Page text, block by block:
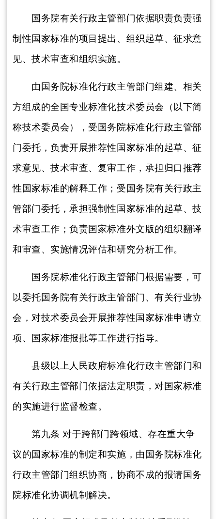
国务院有关行政主管部门依据职责负责强
制性国家标准的项目提出、组织起草、征求意
见、技术审查和组织实施。
由国务院标准化行政主管部门组建、相关
方组成的全国专业标准化技术委员会（以下简
称技术委员会），受国务院标准化行政主管部
门委托，负责开展推荐性国家标准的起草、征
求意见、技术审查、复审工作，承担归口推荐
性国家标准的解释工作；受国务院有关行政主
管部门委托，承担强制性国家标准的起草、技
术审查工作；负责国家标准外文版的组织翻译
和审查、实施情况评估和研究分析工作。
国务院标准化行政主管部门根据需要，可
以委托国务院有关行政主管部门、有关行业协
会，对技术委员会开展推荐性国家标准申请立
项、国家标准报批等工作进行指导。
县级以上人民政府标准化行政主管部门和
有关行政主管部门依据法定职责，对国家标准
的实施进行监督检查。
第九条 对于跨部门跨领域、存在重大争
议的国家标准的制定和实施，由国务院标准化
行政主管部门组织协商，协商不成的报请国务
院标准化协调机制解决。